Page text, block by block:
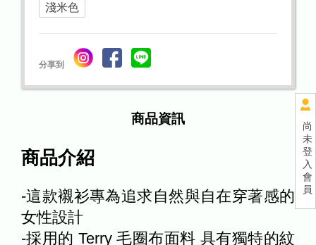
尚
未
登
入
會
員
淺米色
分享到
商品資訊
商品介紹
-這款襯衫專為追求自然與自在穿著感的
女性設計
-採用的 Terry 毛圈布面料 具有獨特的紋